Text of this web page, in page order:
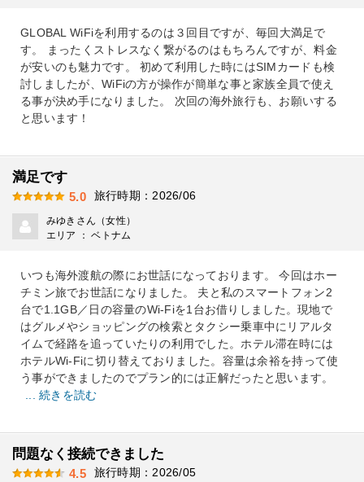
GLOBAL WiFiを利用するのは３回目ですが、毎回大満足で
す。 まったくストレスなく繋がるのはもちろんですが、料金
が安いのも魅力です。 初めて利用した時にはSIMカードも検
討しましたが、WiFiの方が操作が簡単な事と家族全員で使え
る事が決め手になりました。 次回の海外旅行も、お願いする
と思います！
満足です
5.0 旅行時期：2026/06
みゆきさん（女性）
エリア ： ベトナム
いつも海外渡航の際にお世話になっております。 今回はホー
チミン旅でお世話になりました。 夫と私のスマートフォン2
台で1.1GB／日の容量のWi-Fiを1台お借りしました。現地で
はグルメやショッピングの検索とタクシー乗車中にリアルタ
イムで経路を追っていたりの利用でした。ホテル滞在時には
ホテルWi-Fiに切り替えておりました。容量は余裕を持って使
う事ができましたのでプラン的には正解だったと思います。
... 続きを読む
問題なく接続できました
4.5 旅行時期：2026/05